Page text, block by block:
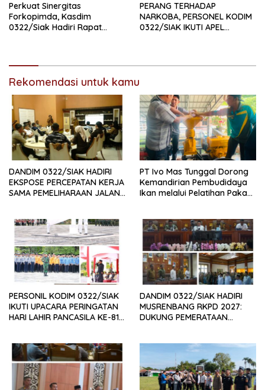
Perkuat Sinergitas
Forkopimda, Kasdim
0322/Siak Hadiri Rapat
PERANG TERHADAP
NARKOBA, PERSONEL KODIM
0322/SIAK IKUTI APEL
Rekomendasi untuk kamu
DANDIM 0322/SIAK HADIRI
EKSPOSE PERCEPATAN KERJA
SAMA PEMELIHARAAN JALAN
INFRASTRUKTUR
PT Ivo Mas Tunggal Dorong
Kemandirian Pembudidaya
Ikan melalui Pelatihan Pakan
PERSONIL KODIM 0322/SIAK
IKUTI UPACARA PERINGATAN
HARI LAHIR PANCASILA KE-81
DANDIM 0322/SIAK HADIRI
MUSRENBANG RKPD 2027:
DUKUNG PEMERATAAN